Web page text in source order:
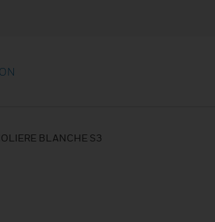
BLANCHE S3